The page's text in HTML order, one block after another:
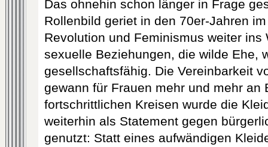
Das ohnehin schon länger in Frage
Rollenbild geriet in den 70er-Jahren
Revolution und Feminismus weiter ins
sexuelle Beziehungen, die wilde
gesellschaftsfähig. Die Vereinbarkeit
gewann für Frauen mehr und mehr an
fortschrittlichen Kreisen wurde die
weiterhin als Statement gegen
genutzt: Statt eines aufwändigen